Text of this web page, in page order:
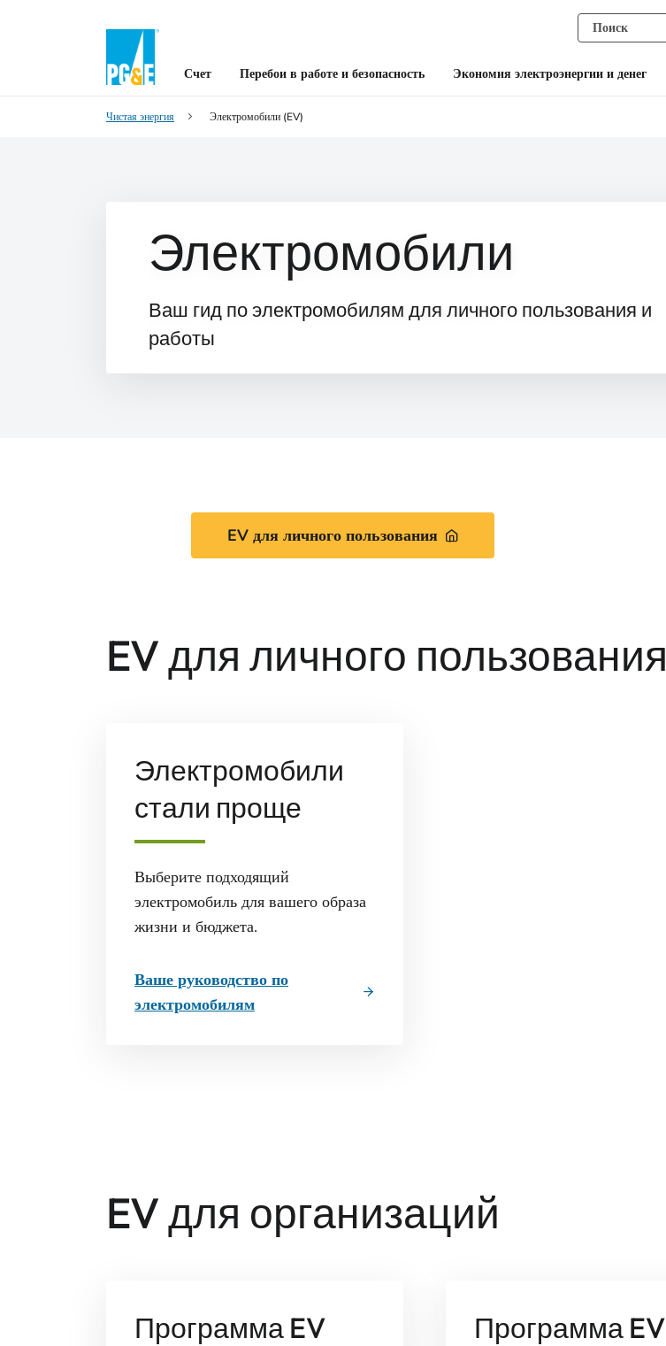
Счет Перебои в работе и безопасность Экономия электроэнергии и денег
Чистая энергия Электромобили (EV)
Электромобили
Ваш гид по электромобилям для личного пользования и
работы
EV для личного пользования
EV для личного пользования
Электромобили
стали проще
Выберите подходящий
электромобиль для вашего образа
жизни и бюджета.
Ваше руководство по
электромобилям
EV для организаций
Программа EV
Программа EV